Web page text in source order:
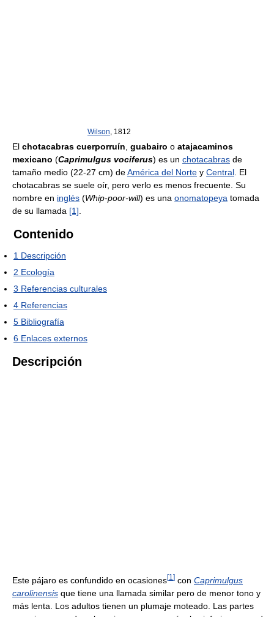
Wilson , 1812
El chotacabras cuerporruín guabairo o atajacaminos
mexicano (Caprimulgus vociferus) es un chotacabras de
tamaño medio (22-27 cm) deAmérica del Norte y Central . El
chotacabras se suele oír, pero verlo es menos frecuente. Su
nombre en inglés (Whip-poor-will) es una onomatopeya tomada
de su llamada [1]
Contenido
1 Descripción
2 Ecología
3 Referencias culturales
4 Referencias
5 Bibliografía
6 Enlaces externos
Descripción
Este pájaro es confundido en ocasiones[1 ] con Caprimulgus
carolinensis que tiene una llamada similar pero de menor tono y
más lenta. Los adultos tienen un plumaje moteado. Las partes